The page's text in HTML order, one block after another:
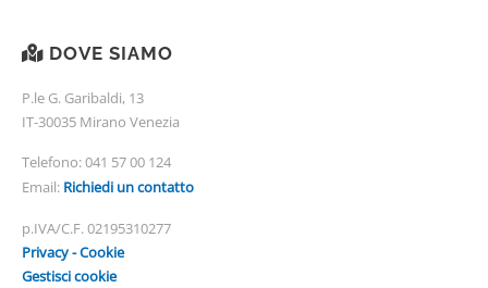
DOVE SIAMO
P.le G. Garibaldi, 13
IT-30035 Mirano Venezia
Telefono:041 57 00 124
Email: Richiedi un contatto
p.IVA/C.F. 02195310277
Privacy - Cookie
Gestisci cookie